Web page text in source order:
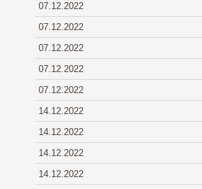
07.12.2022
07.12.2022
07.12.2022
07.12.2022
07.12.2022
14.12.2022
14.12.2022
14.12.2022
14.12.2022